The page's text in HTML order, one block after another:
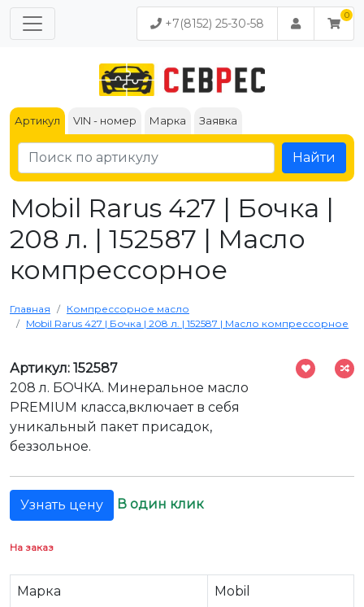
+7(8152) 25-30-58
Артикул VIN - номер Марка Заявка
Найти
Mobil Rarus 427 | Бочка |
208 л. | 152587 | Масло
компрессорное
Главная
Компрессорное масло
Mobil Rarus 427 | Бочка | 208 л. | 152587 | Масло компрессорное
Артикул: 152587
208 л. БОЧКА. Минеральное масло
PREMIUM класса,включает в себя
уникальный пакет присадок,
беззольное.
Узнать цену В один клик
На заказ
Марка Mobil